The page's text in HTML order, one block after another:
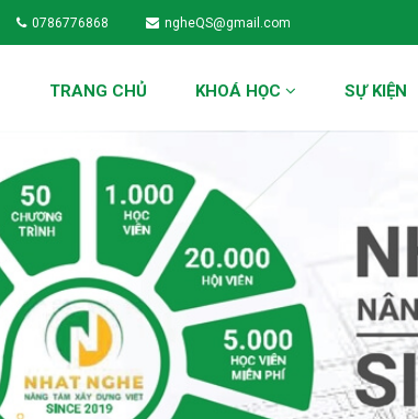
0786776868 ngheQS@gmail.com
TRANG CHỦ KHOÁ HỌC SỰ KIỆN